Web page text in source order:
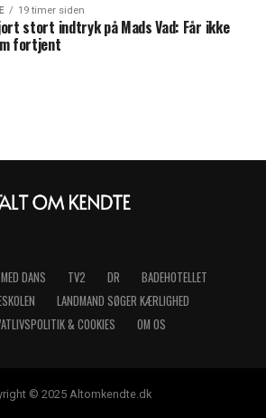
19 timer siden
stort indtryk på Mads Vad: Får ikke
fortjent
DANS TV2 DR
BADEHOTELLET
LANDMAND SØGER KÆRLIGHED
& COOKIES
OM OS
© 2025 Altomkendte.dk